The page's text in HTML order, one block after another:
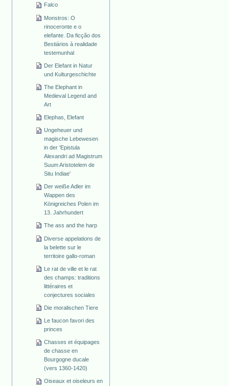
Falco
Monstros: O
rinoceronte e o
elefante. Da ficção dos
Bestiários à realidade
testemunhal
Der Elefant in Natur
und Kulturgeschichte
The Elephant in
Medieval Legend and
Art
Elephas, Elefant
Ungeheuer und
magische Lebewesen
in der 'Epistula
Alexandri ad Magistrum
Suum Aristotelem de
Situ Indiae'
Der weiße Adler im
Wappen des
Königreiches Polen im
13. Jahrhundert
The ass and the harp
Diverse appelations de
la belette sur le
territoire gallo-roman
Le rat de ville et le rat
des champs: traditions
littéraires et
conjectures sociales
Die moralischen Tiere
Le faucon favori des
princes
Chasses et équipages
de chasse en
Bourgogne ducale
(vers 1360-1420)
Oiseaux et oiseleurs en